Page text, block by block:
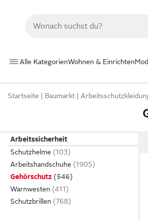
Alle KategorienWohnen & Einrichten
Startseite Baumarkt
Arbeitssicherheit
Schutzhelme
Arbeitshandschuhe
Gehörschutz
Warnwesten
Schutzbrillen